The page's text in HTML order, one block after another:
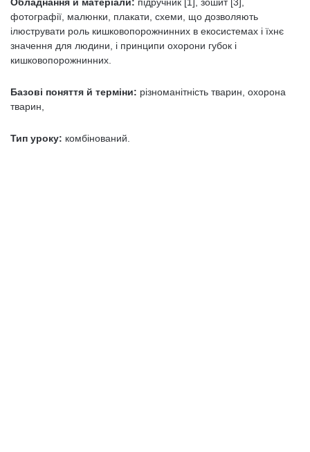
фотографії, малюнки, плакати, схеми, що дозволяють
ілюструвати роль кишковопорожнинних в екосистемах і їхнє
значення для людини, і принципи охорони губок і
кишковопорожнинних.
Базові поняття й терміни: різноманітність тварин, охорона
тварин,
Тип уроку: комбінований.